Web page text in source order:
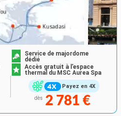
Payez en 4X
Service de majordome
dédié
Accès gratuit à l’espace
thermal du MSC Aurea Spa
dès 2 781 €